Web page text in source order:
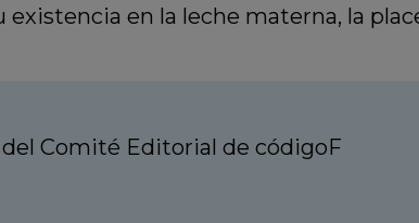
existencia en la leche materna, la
Comité Editorial de códigoF